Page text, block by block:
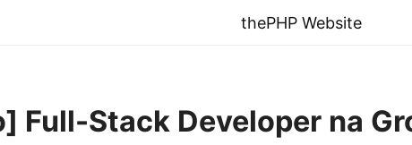
thePHP Website
Full-Stack Developer na